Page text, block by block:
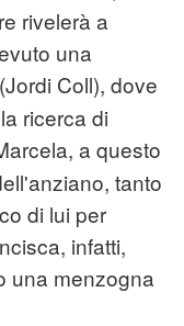
rivelerà a
una
(Jordi Coll), dove
ricerca di
a questo
tanto
di lui per
infatti,
una menzogna